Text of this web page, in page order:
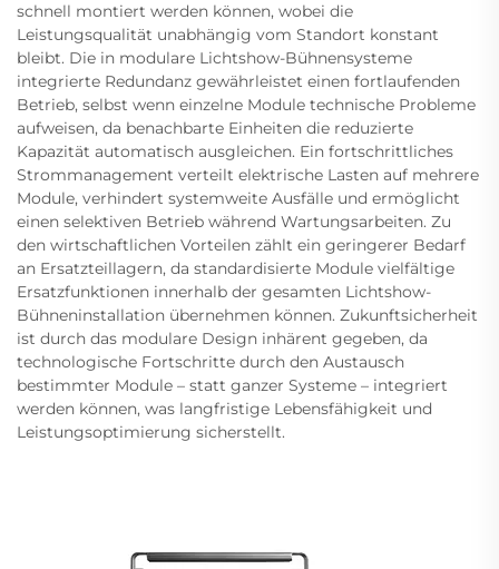
schnell montiert werden können, wobei die
Leistungsqualität unabhängig vom Standort konstant
bleibt. Die in modulare Lichtshow-Bühnensysteme
integrierte Redundanz gewährleistet einen fortlaufenden
Betrieb, selbst wenn einzelne Module technische Probleme
aufweisen, da benachbarte Einheiten die reduzierte
Kapazität automatisch ausgleichen. Ein fortschrittliches
Strommanagement verteilt elektrische Lasten auf mehrere
Module, verhindert systemweite Ausfälle und ermöglicht
einen selektiven Betrieb während Wartungsarbeiten. Zu
den wirtschaftlichen Vorteilen zählt ein geringerer Bedarf
an Ersatzteillagern, da standardisierte Module vielfältige
Ersatzfunktionen innerhalb der gesamten Lichtshow-
Bühneninstallation übernehmen können. Zukunftsicherheit
ist durch das modulare Design inhärent gegeben, da
technologische Fortschritte durch den Austausch
bestimmter Module – statt ganzer Systeme – integriert
werden können, was langfristige Lebensfähigkeit und
Leistungsoptimierung sicherstellt.